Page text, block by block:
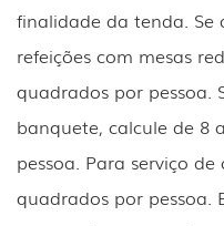
finalidade da tenda.
refeições com mesas
quadrados por pessoa.
banquete, calcule de 8
pessoa. Para serviço
quadrados por pessoa.